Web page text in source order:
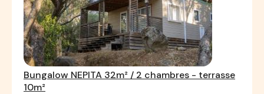
Bungalow NEPITA 32m² / 2 chambres - terrasse
10m²